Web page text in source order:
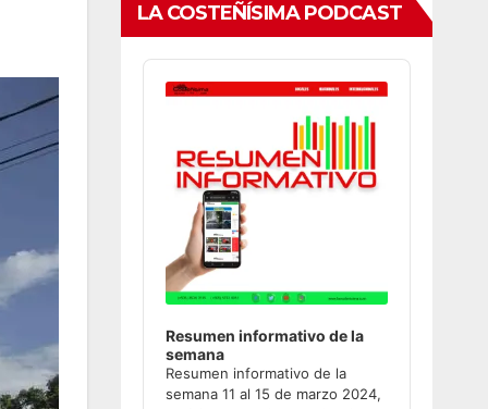
LA COSTEÑÍSIMA PODCAST
Audio
Player
Resumen informativo de la
semana
Resumen informativo de la
semana 11 al 15 de marzo 2024,